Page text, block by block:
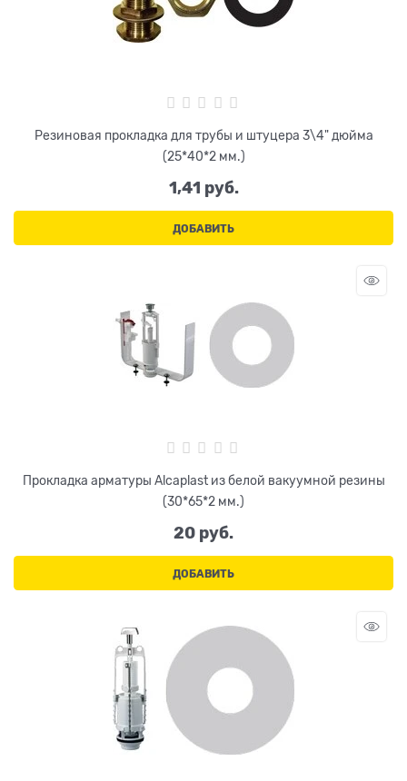
Резиновая прокладка для трубы и штуцера 3\4" дюйма
(25*40*2 мм.)
1,41 руб.
ДОБАВИТЬ
Прокладка арматуры Alcaplast из белой вакуумной резины
(30*65*2 мм.)
20 руб.
ДОБАВИТЬ